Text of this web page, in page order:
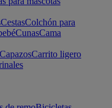
CestasColchón para
CunasCama
CapazosCarrito ligero